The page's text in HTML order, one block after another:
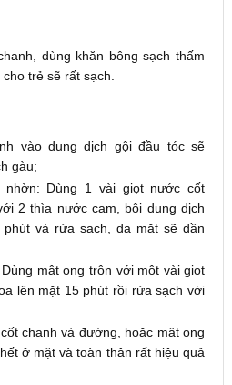
dùng khăn bông sạch thấm
trẻ sẽ rất sạch.
vào dung dịch gội đầu tóc sẽ
gàu;
Dùng 1 vài giọt nước cốt
2 thìa nước cam, bôi dung dịch
và rửa sạch, da mặt sẽ dần
mật ong trộn với một vài giọt
lên mặt 15 phút rồi rửa sạch với
chanh và đường, hoặc mật ong
ở mặt và toàn thân rất hiệu quả